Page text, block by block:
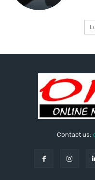
Contact us: